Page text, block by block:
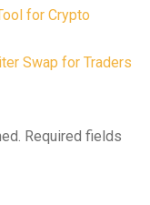
for Crypto
Swap for Traders
Required fields